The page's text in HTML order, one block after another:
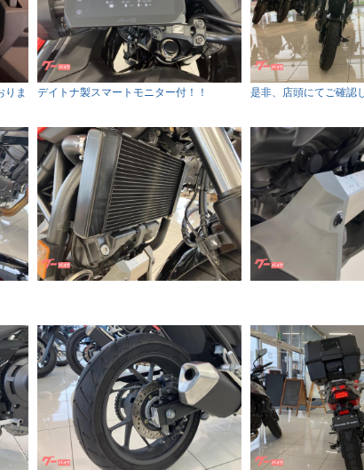
りま
デイトナ製スマートモニター付！！ 是非、店頭にてご確認